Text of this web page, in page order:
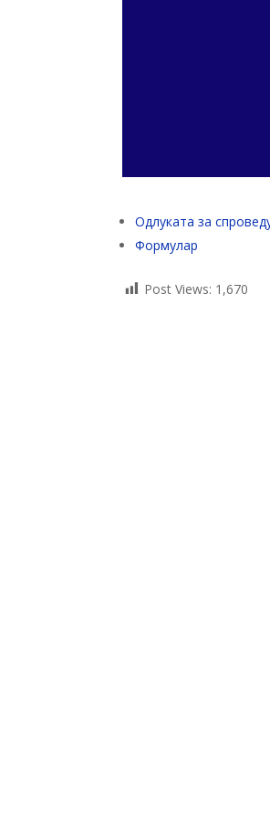
Одлуката за
Формулар
Post Views: 1,670